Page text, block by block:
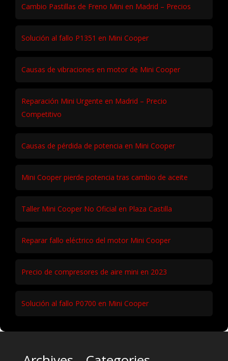
Cambio Pastillas de Freno Mini en Madrid – Precios
Solución al fallo P1351 en Mini Cooper
Causas de vibraciones en motor de Mini Cooper
Reparación Mini Urgente en Madrid – Precio
Competitivo
Causas de pérdida de potencia en Mini Cooper
Mini Cooper pierde potencia tras cambio de aceite
Taller Mini Cooper No Oficial en Plaza Castilla
Reparar fallo eléctrico del motor Mini Cooper
Precio de compresores de aire mini en 2023
Solución al fallo P0700 en Mini Cooper